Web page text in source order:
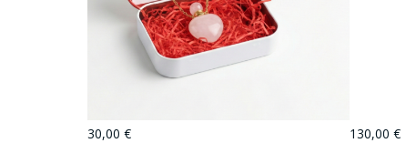
30,00 € 130,00 €